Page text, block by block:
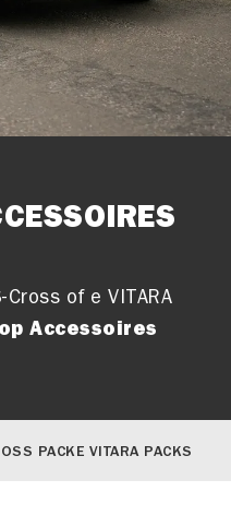
of e VITARA
Accessoires
PACKE VITARA PACKS